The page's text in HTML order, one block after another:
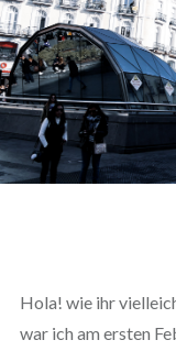
Hola! wie ihr
war ich am ersten